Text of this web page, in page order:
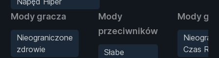
Mody gracza
Nieograniczone
zdrowie
Mody
przeciwników
Słabe
Mody gry
Czas